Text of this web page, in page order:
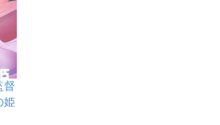
督
姫